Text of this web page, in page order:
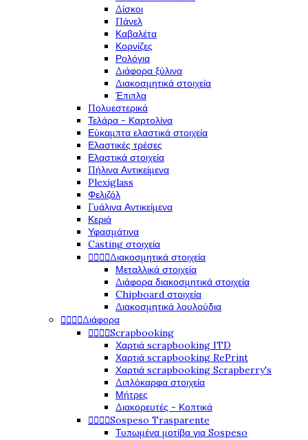
Δίσκοι
Πάνελ
Καβαλέτα
Κορνίζες
Ρολόγια
Διάφορα ξύλινα
Διακοσμητικά στοιχεία
Έπιπλα
Πολυεστερικά
Τελάρα - Καρτολίνα
Εύκαμπτα ελαστικά στοιχεία
Ελαστικές τρέσες
Ελαστικά στοιχεία
Πήλινα Αντικείμενα
Plexiglass
Φελιζόλ
Γυάλινα Αντικείμενα
Κεριά
Υφασμάτινα
Casting στοιχεία
Διακοσμητικά στοιχεία
Μεταλλικά στοιχεία
Διάφορα διακοσμητικά στοιχεία
Chipboard στοιχεία
Διακοσμητικά λουλούδια
Διάφορα
Scrapbooking
Χαρτιά scrapbooking ITD
Χαρτιά scrapbooking RePrint
Χαρτιά scrapbooking Scrapberry's
Διπλόκαρφα στοιχεία
Μήτρες
Διακορευτές - Κοπτικά
Sospeso Trasparente
Τυπωμένα μοτίβα για Sospeso